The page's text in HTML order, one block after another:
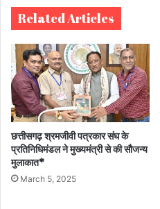
Related Articles
छत्तीसगढ़ श्रमजीवी पत्रकार संघ के
प्रतिनिधिमंडल ने मुख्यमंत्री से की सौजन्य
मुलाकात*
March 5, 2025